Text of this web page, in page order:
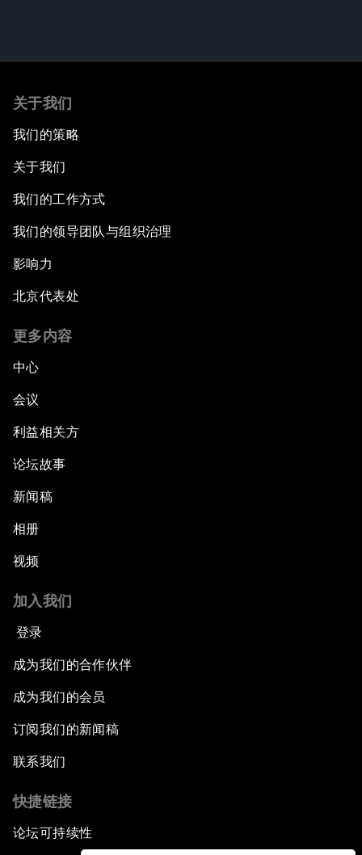
关于我们
我们的策略
关于我们
我们的工作方式
我们的领导团队与组织治理
影响力
北京代表处
更多内容
中心
会议
利益相关方
论坛故事
新闻稿
相册
视频
加入我们
登录
成为我们的合作伙伴
成为我们的会员
订阅我们的新闻稿
联系我们
快捷链接
论坛可持续性